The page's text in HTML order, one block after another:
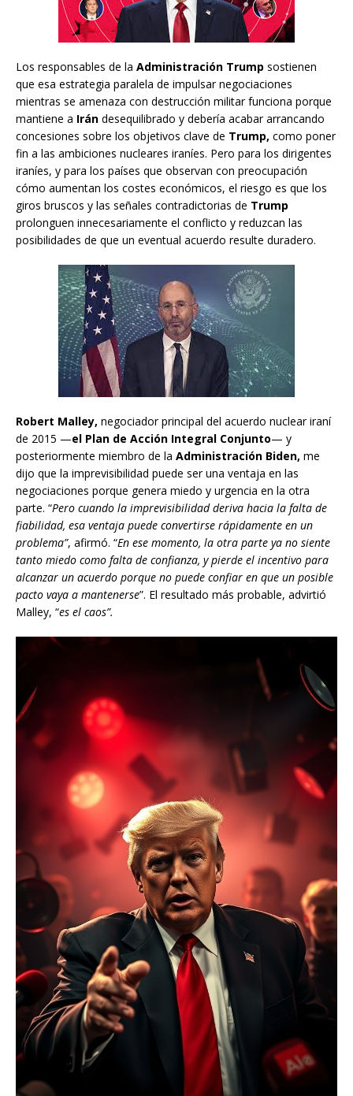
Los responsables de la Administración Trump sostienen
que esa estrategia paralela de impulsar negociaciones
mientras se amenaza con destrucción militar funciona porque
mantiene a Irán desequilibrado y debería acabar arrancando
concesiones sobre los objetivos clave de Trump, como poner
fin a las ambiciones nucleares iraníes. Pero para los dirigentes
iraníes, y para los países que observan con preocupación
cómo aumentan los costes económicos, el riesgo es que los
giros bruscos y las señales contradictorias de Trump
prolonguen innecesariamente el conflicto y reduzcan las
posibilidades de que un eventual acuerdo resulte duradero.
Robert Malley, negociador principal del acuerdo nuclear iraní
de 2015 —el Plan de Acción Integral Conjunto— y
posteriormente miembro de la Administración Biden, me
dijo que la imprevisibilidad puede ser una ventaja en las
negociaciones porque genera miedo y urgencia en la otra
parte. “Pero cuando la imprevisibilidad deriva hacia la falta de
fiabilidad, esa ventaja puede convertirse rápidamente en un
problema”, afirmó. “En ese momento, la otra parte ya no siente
tanto miedo como falta de confianza, y pierde el incentivo para
alcanzar un acuerdo porque no puede confiar en que un posible
pacto vaya a mantenerse”. El resultado más probable, advirtió
Malley, “es el caos”.